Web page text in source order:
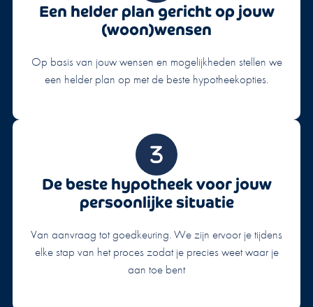
Een helder plan gericht op jouw
(woon)wensen
Op basis van jouw wensen en mogelijkheden stellen we
een helder plan op met de beste hypotheekopties.
De beste hypotheek voor jouw
persoonlijke situatie
Van aanvraag tot goedkeuring. We zijn ervoor je tijdens
elke stap van het proces zodat je precies weet waar je
aan toe bent